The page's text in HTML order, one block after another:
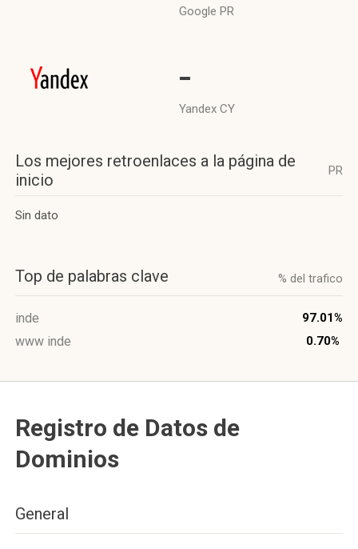
Google PR
-
Yandex CY
Los mejores retroenlaces a la página de
inicio
PR
Sin dato
Top de palabras clave % del trafico
inde 97.01%
www inde 0.70%
Registro de Datos de
Dominios
General